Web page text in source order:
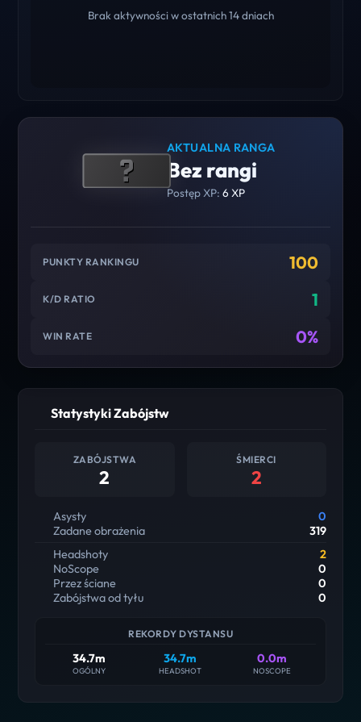
Brak aktywności w ostatnich 14 dniach
AKTUALNA RANGA
Bez rangi
Postęp XP: 6 XP
PUNKTY RANKINGU 100
K/D RATIO 1
WIN RATE 0%
Statystyki Zabójstw
ZABÓJSTWA
2
ŚMIERCI
2
Asysty
0
Zadane obrażenia
319
Headshoty
2
NoScope
0
Przez ściane
0
Zabójstwa od tyłu
0
REKORDY DYSTANSU
34.7m
OGÓLNY
34.7m
HEADSHOT
0.0m
NOSCOPE